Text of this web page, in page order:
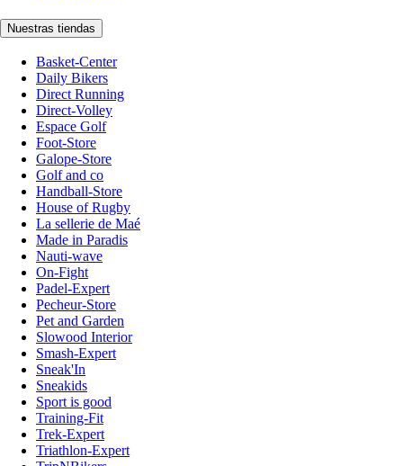
Nuestras tiendas
Basket-Center
Daily Bikers
Direct Running
Direct-Volley
Espace Golf
Foot-Store
Galope-Store
Golf and co
Handball-Store
House of Rugby
La sellerie de Maé
Made in Paradis
Nauti-wave
On-Fight
Padel-Expert
Pecheur-Store
Pet and Garden
Slowood Interior
Smash-Expert
Sneak'In
Sneakids
Sport is good
Training-Fit
Trek-Expert
Triathlon-Expert